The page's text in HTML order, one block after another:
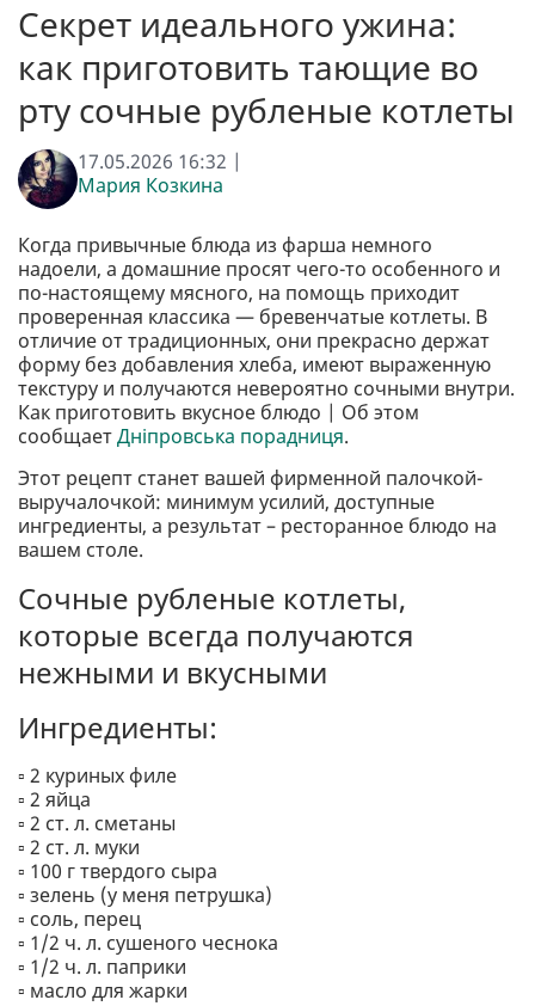
Секрет идеального ужина:
как приготовить тающие во
рту сочные рубленые котлеты
17.05.2026 16:32 |
Мария Козкина
Когда привычные блюда из фарша немного
надоели, а домашние просят чего-то особенного и
по-настоящему мясного, на помощь приходит
проверенная классика — бревенчатые котлеты. В
отличие от традиционных, они прекрасно держат
форму без добавления хлеба, имеют выраженную
текстуру и получаются невероятно сочными внутри.
Как приготовить вкусное блюдо | Об этом
сообщаетДніпровська порадниця.
Этот рецепт станет вашей фирменной палочкой-
выручалочкой: минимум усилий, доступные
ингредиенты, а результат – ресторанное блюдо на
вашем столе.
Сочные рубленые котлеты,
которые всегда получаются
нежными и вкусными
Ингредиенты:
▫️ 2 куриных филе
▫️ 2 яйца
▫️ 2 ст. л. сметаны
▫️ 2 ст. л. муки
▫️ 100 г твердого сыра
▫️ зелень (у меня петрушка)
▫️ соль, перец
▫️ 1/2 ч. л. сушеного чеснока
▫️ 1/2 ч. л. паприки
▫️ масло для жарки